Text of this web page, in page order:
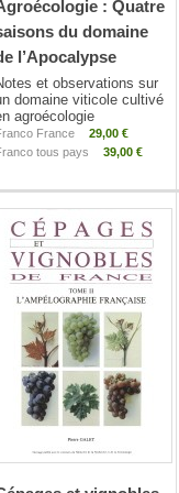
: Quatre
du domaine
l’Apocalypse
et observations sur
domaine viticole cultivé
agroécologie
France
29,00 €
tous pays
39,00 €